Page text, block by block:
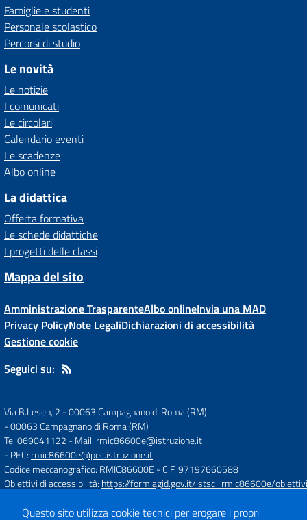
Famiglie e studenti
Personale scolastico
Percorsi di studio
Le novità
Le notizie
I comunicati
Le circolari
Calendario eventi
Le scadenze
Albo online
La didattica
Offerta formativa
Le schede didattiche
I progetti delle classi
Mappa del sito
Amministrazione TrasparenteAlbo onlineInvia una MAD
Privacy PolicyNote LegaliDichiarazioni di accessibilità
Gestione cookie
Seguici su:
Via B.Lesen, 2 - 00063 Campagnano di Roma (RM)
-00063 Campagnano di Roma (RM)
Tel 069041122 - Mail: rmic86600e@istruzione.it
- PEC: rmic86600e@pec.istruzione.it
Codice meccanografico: RMIC86600E - C.F. 97197660588
Obiettivi di accessibilità: https://form.agid.gov.it/istsc_rmic86600e/obiettivi
Questo sito utilizza cookie tecnici per erogare i propri